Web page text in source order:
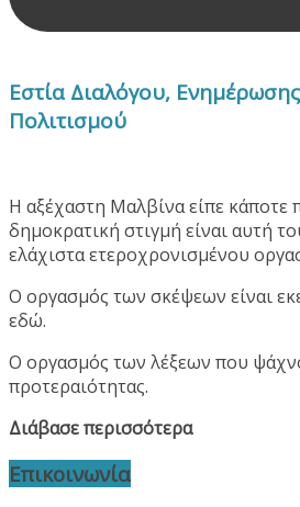
Εστία Διαλόγου,
Πολιτισμού
Η αξέχαστη Μαλβίνα είπε κάποτε
δημοκρατική στιγμή είναι αυτή
ελάχιστα ετεροχρονισμένου
Ο οργασμός των σκέψεων είναι
εδώ.
Ο οργασμός των λέξεων που
προτεραιότητας.
Διάβασε περισσότερα
Επικοινωνία